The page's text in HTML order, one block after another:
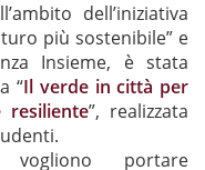
dell’iniziativa
più sostenibile” e
Insieme, è stata
“Il verde in città per
”, realizzata
portare